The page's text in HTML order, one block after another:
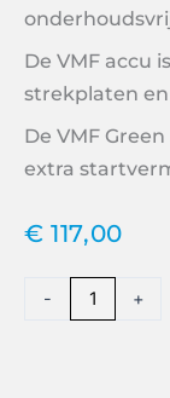
De VMF accu
strekplaten
De VMF
extra
€ 117,00
- +